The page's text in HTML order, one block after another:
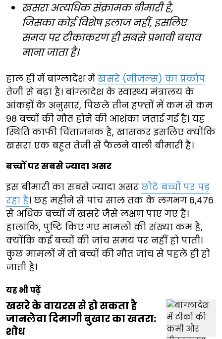
खसरा अत्यधिक संक्रामक बीमारी है,
जिसका कोई विशेष इलाज नहीं, इसलिए
समय पर टीकाकरण ही सबसे प्रभावी बचाव
माना जाता है।
हाल ही में बांग्लादेश में खसरे (मीजल्स) का प्रकोप
तेजी से बढ़ा है। बांग्लादेश के स्वास्थ्य मंत्रालय के
आंकड़ों के अनुसार, पिछले तीन हफ्तों में कम से कम
98 बच्चों की मौत होने की आशंका जताई गई है। यह
स्थिति काफी चिंताजनक है, खासकर इसलिए क्योंकि
खसरा एक बहुत तेजी से फैलने वाली बीमारी है।
बच्चों पर सबसे ज्यादा असर
इस बीमारी का सबसे ज्यादा असर छोटे बच्चों पर पड़
रहा है। छह महीने से पांच साल तक के लगभग 6,476
से अधिक बच्चों में खसरे जैसे लक्षण पाए गए हैं।
हालांकि, पुष्टि किए गए मामलों की संख्या कम है,
क्योंकि कई बच्चों की जांच समय पर नहीं हो पाती।
कुछ मामलों में तो बच्चों की मौत जांच से पहले ही हो
जाती है।
यह भी पढ़ें
खसरे के वायरस से हो सकता है
जानलेवा दिमागी बुखार का खतरा:
शोध